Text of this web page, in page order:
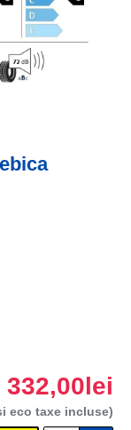
332,00lei
eco taxe incluse)